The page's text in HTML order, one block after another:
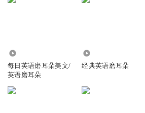
每日英语磨耳朵美文/
英语磨耳朵
经典英语磨耳朵